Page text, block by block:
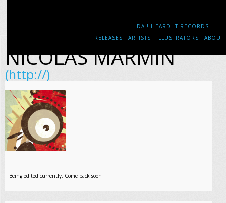
DA ! HEARD IT RECORDS
RELEASES
ARTISTS ILLUSTRATORS ABOUT
NICOLAS MARMIN
(http://)
Being edited currently. Come back soon !